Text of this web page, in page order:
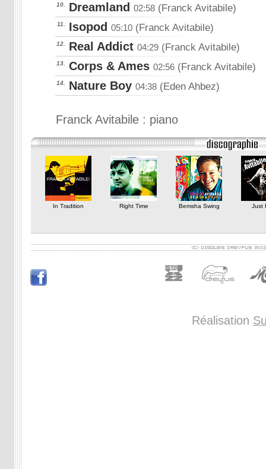
10. Dreamland 02:58 (Franck Avitabile)
11. Isopod 05:10 (Franck Avitabile)
12. Real Addict 04:29 (Franck Avitabile)
13. Corps & Ames 02:56 (Franck Avitabile)
14. Nature Boy 04:38 (Eden Ahbez)
Franck Avitabile : piano
In Tradition Right Time Bemsha Swing Just
Réalisation